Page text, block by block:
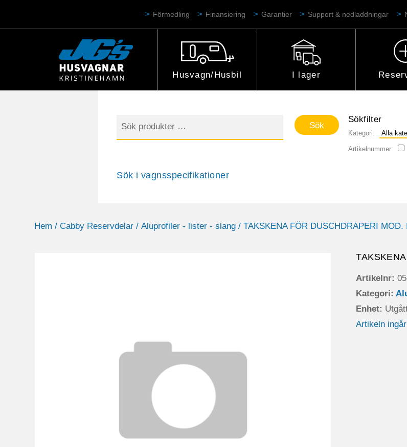
Förmedling Finansiering Garantier Support & nedladdningar
Husvagn/Husbil I lager
efter:
Sökfilter
Kategori:
Artikelnummer:
Sök i vagnsspecifikationer
Hem / Cabby Reservdelar / Aluprofiler - lister - slang / TAKSKENA FÖR DUSCHDRAPERI
Artikelnr:
Kategori:
Enhet:
Artikeln